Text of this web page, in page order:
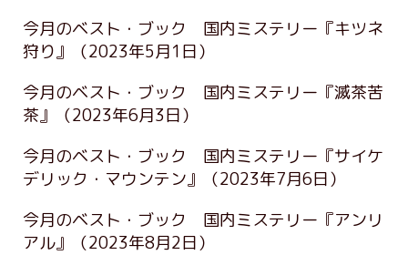
今月のベスト・ブック 国内ミステリー『キツネ
狩り』
（2023年5月1日）
今月のベスト・ブック 国内ミステリー『滅茶苦
茶』
（2023年6月3日）
今月のベスト・ブック 国内ミステリー『サイケ
デリック・マウンテン』
（2023年7月6日）
今月のベスト・ブック 国内ミステリー『アンリ
アル』
（2023年8月2日）